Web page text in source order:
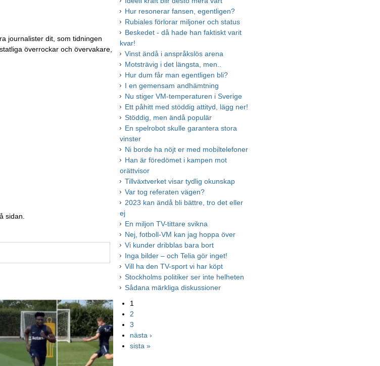
journalister dit, som tidningen
överrockar och övervakare,
sidan.
Hur resonerar fansen, egentligen?
Rubiales förlorar miljoner och status
Beskedet - då hade han faktiskt varit
kvar!
Vinst ändå i anspråkslös arena
Motsträvig i det längsta, men..
Hur dum får man egentligen bli?
I en gemensam andhämtning
Nu stiger VM-temperaturen i Sverige
Ett påhitt med stöddig attityd, lägg ner!
Stöddig, men ändå populär
En spelrobot skulle garantera stora
vinster
Ni borde ha nöjt er med mobiltelefoner
Han är föredömet i kampen mot
orättvisor
Tillväxtverket visar tydlig okunskap
Var tog referaten vägen?
2023 kan ändå bli bättre, tro det eller
ej
En miljon TV-tittare svikna
Nej, fotboll-VM kan jag hoppa över
Vi kunder dribblas bara bort
Inga bilder – och Telia gör inget!
Vill ha den TV-sport vi har köpt
Stockholms politiker ser inte helheten
Sådana märkliga diskussioner
1
2
3
nästa ›
sista »